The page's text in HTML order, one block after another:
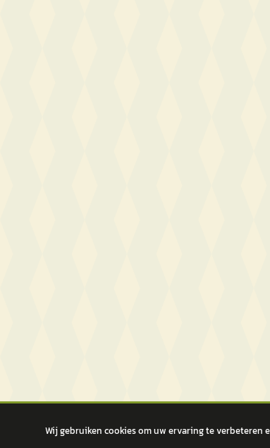
Wij gebruiken cookies om uw ervaring te verbeteren